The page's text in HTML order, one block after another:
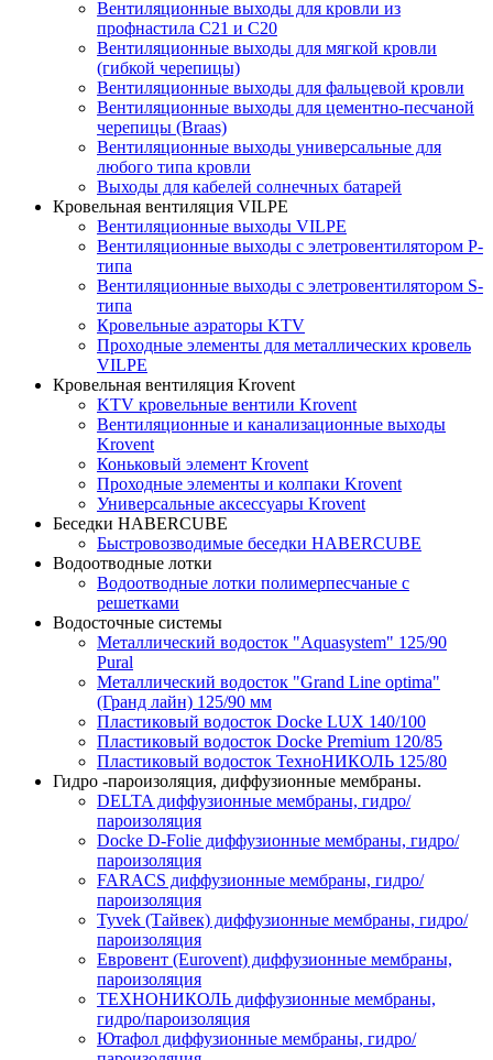
Вентиляционные выходы для кровли из
профнастила C21 и С20
Вентиляционные выходы для мягкой кровли
(гибкой черепицы)
Вентиляционные выходы для фальцевой кровли
Вентиляционные выходы для цементно-песчаной
черепицы (Braas)
Вентиляционные выходы универсальные для
любого типа кровли
Выходы для кабелей солнечных батарей
Кровельная вентиляция VILPE
Вентиляционные выходы VILPE
Вентиляционные выходы с элетровентилятором P-
типа
Вентиляционные выходы с элетровентилятором S-
типа
Кровельные аэраторы KTV
Проходные элементы для металлических кровель
VILPE
Кровельная вентиляция Krovent
KTV кровельные вентили Krovent
Вентиляционные и канализационные выходы
Krovent
Коньковый элемент Krovent
Проходные элементы и колпаки Krovent
Универсальные аксессуары Krovent
Беседки HABERCUBE
Быстровозводимые беседки HABERCUBE
Водоотводные лотки
Водоотводные лотки полимерпесчаные с
решетками
Водосточные системы
Металлический водосток "Aquasystem" 125/90
Pural
Металлический водосток "Grand Line optima"
(Гранд лайн) 125/90 мм
Пластиковый водосток Docke LUX 140/100
Пластиковый водосток Docke Premium 120/85
Пластиковый водосток ТехноНИКОЛЬ 125/80
Гидро -пароизоляция, диффузионные мембраны.
DELTA диффузионные мембраны, гидро/
пароизоляция
Docke D-Folie диффузионные мембраны, гидро/
пароизоляция
FARACS диффузионные мембраны, гидро/
пароизоляция
Tyvek (Тайвек) диффузионные мембраны, гидро/
пароизоляция
Евровент (Eurovent) диффузионные мембраны,
пароизоляция
ТЕХНОНИКОЛЬ диффузионные мембраны,
гидро/пароизоляция
Ютафол диффузионные мембраны, гидро/